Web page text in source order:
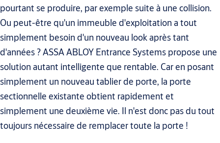
pourtant se produire, par exemple suite à une collision.
Ou peut-être qu'un immeuble d'exploitation a tout
simplement besoin d'un nouveau look après tant
d'années ? ASSA ABLOY Entrance Systems propose une
solution autant intelligente que rentable. Car en posant
simplement un nouveau tablier de porte, la porte
sectionnelle existante obtient rapidement et
simplement une deuxième vie. Il n'est donc pas du tout
toujours nécessaire de remplacer toute la porte !